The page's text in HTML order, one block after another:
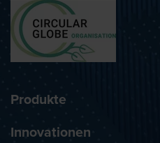
Produkte
Innovationen